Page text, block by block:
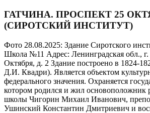
ГАТЧИНА. ПРОСПЕКТ 25
(СИРОТСКИЙ ИНСТИТУТ)
Фото 28.08.2025: Здание Сиротского
Школа №11 Адрес: Ленинградская обл., г.
Октября, д. 2 Здание построено в 1824-
Д.И. Квадри). Является объектом
федерального значения. Охраняется
котором родился и жил основоположник
школы Чигорин Михаил Иванович,
Ушинский Константин Дмитриевич и